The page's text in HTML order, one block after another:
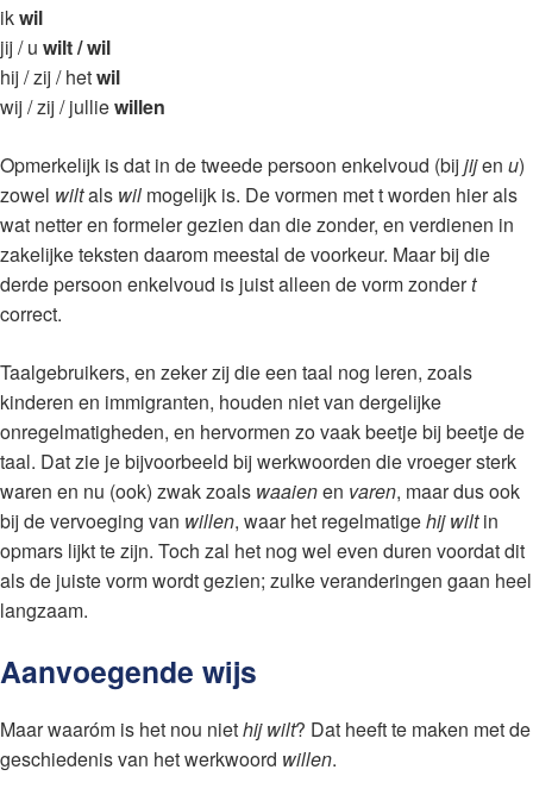
ikwil
jij / u wilt / wil
hij / zij / hetwil
wij / zij / julliewillen
Opmerkelijk is dat in de tweede persoon enkelvoud (bijjijen u)
zowel wiltals wil mogelijk is. De vormen met t worden hier als
wat netter en formeler gezien dan die zonder, en verdienen in
zakelijke teksten daarom meestal de voorkeur. Maar bij die
derde persoon enkelvoud is juist alleen de vorm zondert
correct.
Taalgebruikers, en zeker zij die een taal nog leren, zoals
kinderen en immigranten, houden niet van dergelijke
onregelmatigheden, en hervormen zo vaak beetje bij beetje de
taal. Dat zie je bijvoorbeeld bij werkwoorden die vroeger sterk
waren en nu (ook) zwak zoals waaienen varen, maar dus ook
bij de vervoeging van willen, waar het regelmatigehij wiltin
opmars lijkt te zijn. Toch zal het nog wel even duren voordat dit
als de juiste vorm wordt gezien; zulke veranderingen gaan heel
langzaam.
Aanvoegende wijs
Maar waaróm is het nou niethij wilt? Dat heeft te maken met de
geschiedenis van het werkwoord willen.